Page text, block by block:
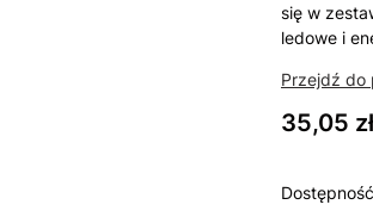
się w
ledowe i
Przejdź do
Cena
35,05 zł